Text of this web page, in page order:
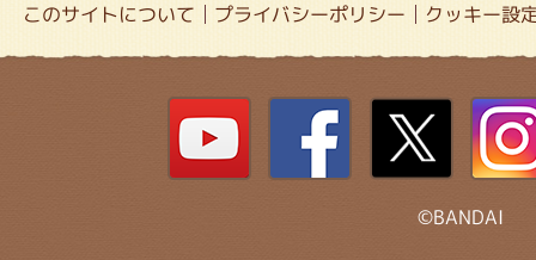
このサイトについて プライバシーポリシー クッキー設
©BANDAI